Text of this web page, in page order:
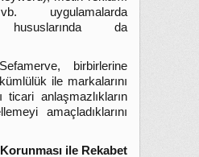
uygulamalarda
hususlarında da
birbirlerine
ile markalarını
anlaşmazlıkların
amaçladıklarını
Korunması ile Rekabet